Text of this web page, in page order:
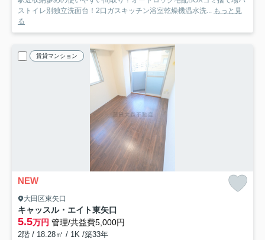
ストイレ別独立洗面台！2口ガスキッチン浴室乾燥機温水洗... もっと見
る
賃貸マンション
NEW
大田区東矢口
キャッスル・エイト東矢口
5.5万円 管理/共益費5,000円
2階 / 18.28㎡ / 1K /築33年